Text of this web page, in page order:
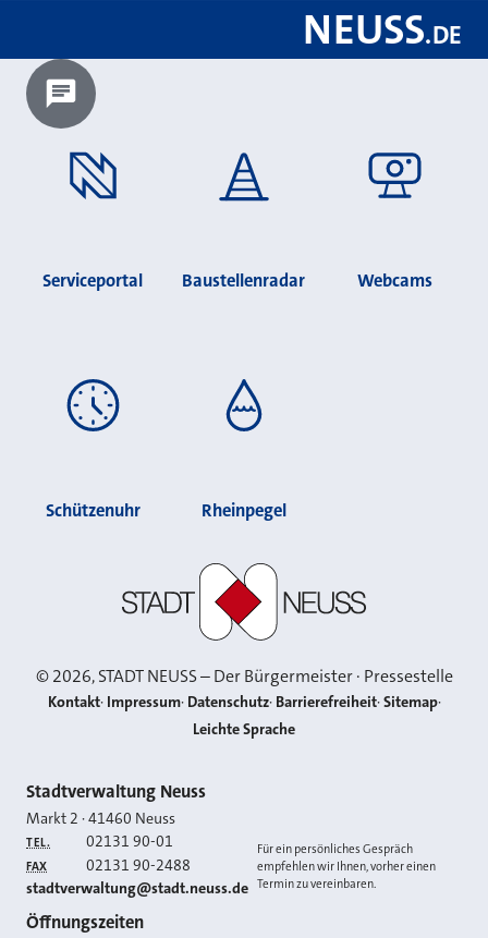
NEUSS.DE
Chatbot laden?
Serviceportal Baustellenradar Webcams
Schützenuhr Rheinpegel
©2026, STADT NEUSS – Der Bürgermeister · Pressestelle
Kontakt Impressum Datenschutz Barrierefreiheit Sitemap
Leichte Sprache
Kontakt
Stadtverwaltung Neuss
Markt 2 ·41460 Neuss
TEL. 02131 90-01
FAX 02131 90-2488
E-MAIL
stadtverwaltung@stadt.neuss.de
Für ein persönliches Gespräch
empfehlen wir Ihnen, vorher einen
Termin zu vereinbaren.
Öffnungszeiten